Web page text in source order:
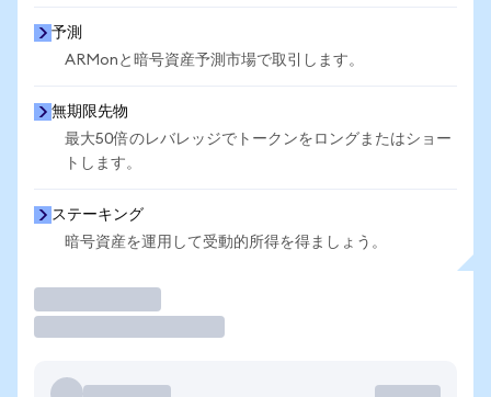
予測
ARMonと暗号資産予測市場で取引します。
無期限先物
最大50倍のレバレッジでトークンをロングまたはショー
トします。
ステーキング
暗号資産を運用して受動的所得を得ましょう。